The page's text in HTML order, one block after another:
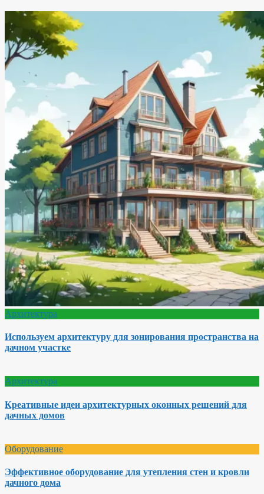
Архитектура
Используем архитектуру для зонирования пространства на
дачном участке
Архитектура
Креативные идеи архитектурных оконных решений для
дачных домов
Оборудование
Эффективное оборудование для утепления стен и кровли
дачного дома